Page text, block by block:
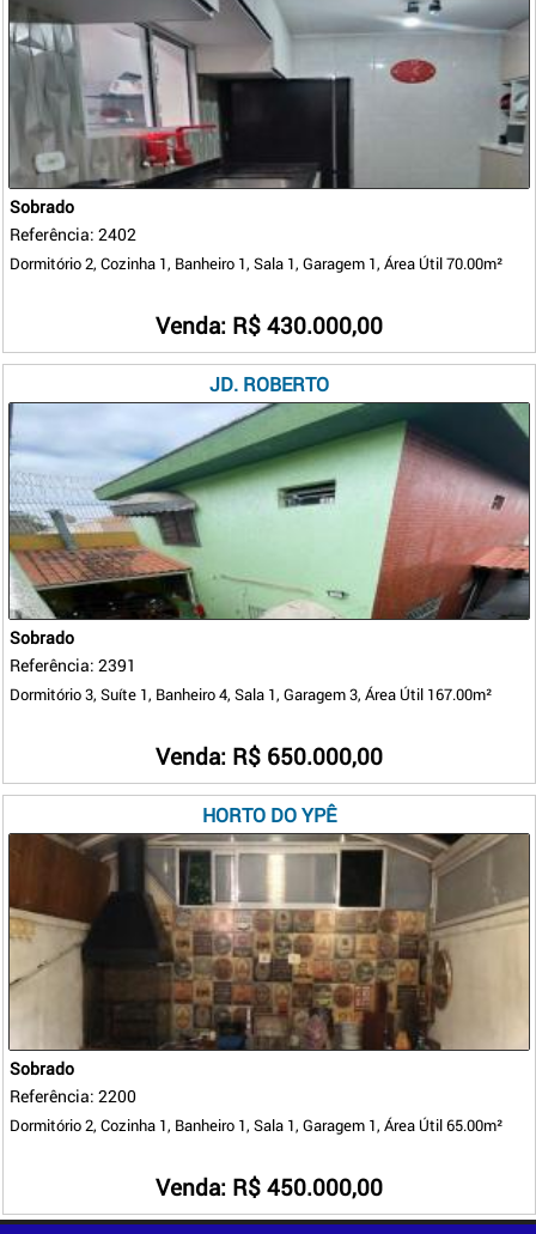
Sobrado
Referência: 2402
Dormitório 2, Cozinha 1, Banheiro 1, Sala 1, Garagem 1, Área Útil 70.00m²
Venda: R$ 430.000,00
JD. ROBERTO
Sobrado
Referência: 2391
Dormitório 3, Suíte 1, Banheiro 4, Sala 1, Garagem 3, Área Útil 167.00m²
Venda: R$ 650.000,00
HORTO DO YPÊ
Sobrado
Referência: 2200
Dormitório 2, Cozinha 1, Banheiro 1, Sala 1, Garagem 1, Área Útil 65.00m²
Venda: R$ 450.000,00